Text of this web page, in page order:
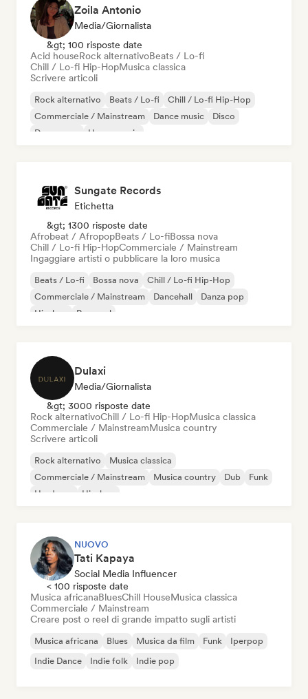
Zoila Antonio
Media/Giornalista
&gt; 100 risposte date
Acid houseRock alternativoBeats / Lo-fi
Chill / Lo-fi Hip-HopMusica classica
Scrivere articoli
Rock alternativo Beats / Lo-fi
Chill / Lo-fi Hip-Hop
Commerciale / Mainstream
Dance music
Disco
Dream pop
House music
Sungate Records
Etichetta
&gt; 1300 risposte date
Afrobeat / AfropopBeats / Lo-fiBossa nova
Chill / Lo-fi Hip-HopCommerciale / Mainstream
Ingaggiare artisti o pubblicare la loro musica
Beats / Lo-fi Bossa nova
Chill / Lo-fi Hip-Hop
Commerciale / Mainstream
Dancehall
Danza pop
Hip-hop
Pop soul
Dulaxi
Media/Giornalista
&gt; 3000 risposte date
Rock alternativoChill / Lo-fi Hip-HopMusica classica
Commerciale / MainstreamMusica country
Scrivere articoli
Rock alternativo
Musica classica
Commerciale / Mainstream
Musica country Dub
Funk
Hardcore
Hip-hop
NUOVO
Tati Kapaya
Social Media Influencer
< 100 risposte date
Musica africanaBluesChill HouseMusica classica
Commerciale / Mainstream
Creare post o reel di grande impatto sugli artisti
Musica africana Blues Musica da film Funk
Iperpop
Indie Dance
Indie folk Indie pop